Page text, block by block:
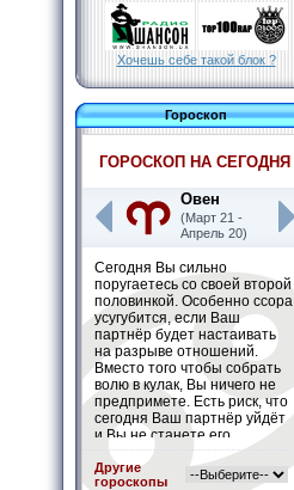
Хочешь себе такой блок ?
Гороскоп
ГОРОСКОП НА СЕГОДНЯ
Овен
(Март 21 -
Апрель 20)
Сегодня Вы сильно
поругаетесь со своей второй
половинкой. Особенно ссора
усугубится, если Ваш
партнёр будет настаивать
на разрыве отношений.
Вместо того чтобы собрать
волю в кулак, Вы ничего не
предпримете. Есть риск, что
сегодня Ваш партнёр уйдёт
и Вы не станете его
останавливать. Подробнее
Другие
гороскопы